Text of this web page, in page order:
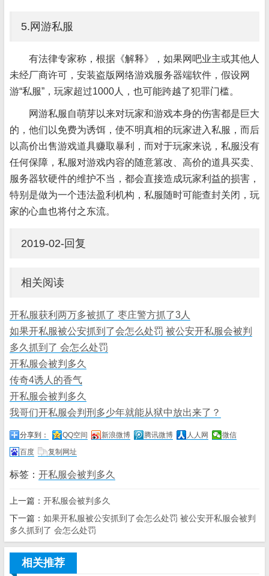
5.网游私服
有法律专家称，根据《解释》，如果网吧业主或其他人
未经厂商许可，安装盗版网络游戏服务器端软件，假设网
游“私服”，玩家超过1000人，也可能跨越了犯罪门槛。
网游私服自萌芽以来对玩家和游戏本身的伤害都是巨大
的，他们以免费为诱饵，使不明真相的玩家进入私服，而后
以高价出售游戏道具赚取暴利，而对于玩家来说，私服没有
任何保障，私服对游戏内容的随意篡改、高价的道具买卖、
服务器软硬件的维护不当，都会直接造成玩家利益的损害，
特别是做为一个违法盈利机构，私服随时可能查封关闭，玩
家的心血也将付之东流。
2019-02-回复
相关阅读
开私服获利两万多被抓了 枣庄警方抓了3人
如果开私服被公安抓到了会怎么处罚 被公安开私服会被判
多久抓到了 会怎么处罚
开私服会被判多久
传奇4诱人的香气
开私服会被判多久
我哥们开私服会判刑多少年就能从狱中放出来了？
分享到： QQ空间 新浪微博 腾讯微博 人人网
微信
百度
复制网址
标签： 开私服会被判多久
上一篇： 开私服会被判多久
下一篇： 如果开私服被公安抓到了会怎么处罚 被公安开私服会被判
多久抓到了 会怎么处罚
相关推荐